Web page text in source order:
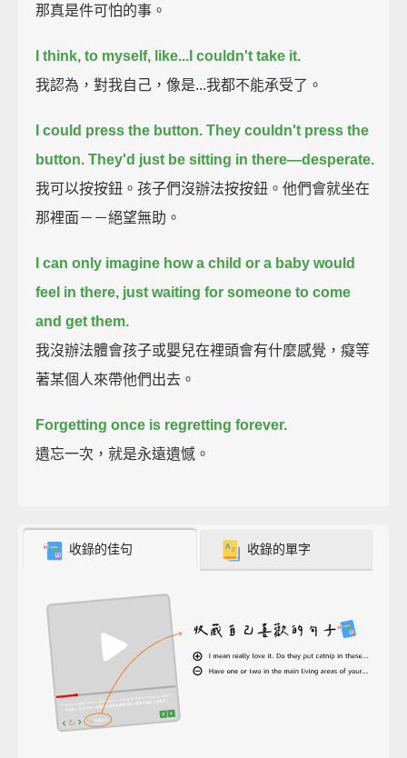
那真是件可怕的事。
I think, to myself, like...I couldn't take it.
我認為，對我自己，像是...我都不能承受了。
I could press the button. They couldn't press the
button. They'd just be sitting in there—desperate.
我可以按按鈕。孩子們沒辦法按按鈕。他們會就坐在
那裡面－－絕望無助。
I can only imagine how a child or a baby would
feel in there, just waiting for someone to come
and get them.
我沒辦法體會孩子或嬰兒在裡頭會有什麼感覺，癡等
著某個人來帶他們出去。
Forgetting once is regretting forever.
遺忘一次，就是永遠遺憾。
收錄的佳句 收錄的單字